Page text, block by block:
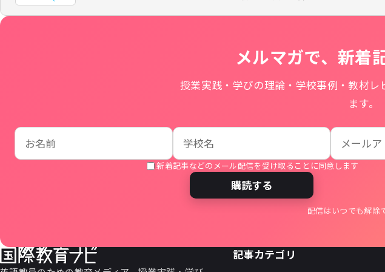
メルマガで、新着
授業実践・学びの理論・学校事例・教材
ます。
お名前
学校名
メールアドレス
新着記事などのメール配信を受け取ることに同意します
購読する
配信はいつでも解除
記事カテゴリ